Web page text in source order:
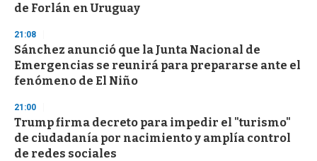
de Forlán en Uruguay
21:08
Sánchez anunció que la Junta Nacional de
Emergencias se reunirá para prepararse ante el
fenómeno de El Niño
21:00
Trump firma decreto para impedir el "turismo"
de ciudadanía por nacimiento y amplía control
de redes sociales